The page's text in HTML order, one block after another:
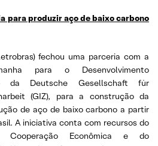
para produzir aço de baixo carbono
fechou uma parceria com a
para o Desenvolvimento
da Deutsche Gesellschaft für
(GIZ), para a construção da
de aço de baixo carbono a partir
A iniciativa conta com recursos do
Cooperação Econômica e do